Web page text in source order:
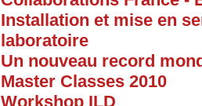
Installation et mise en
laboratoire
Un nouveau record
Master Classes 2010
Workshop ILD